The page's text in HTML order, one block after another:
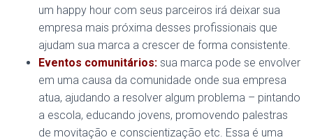
um happy hour com seus parceiros irá deixar sua
empresa mais próxima desses profissionais que
ajudam sua marca a crescer de forma consistente.
Eventos comunitários: sua marca pode se envolver
em uma causa da comunidade onde sua empresa
atua, ajudando a resolver algum problema – pintando
a escola, educando jovens, promovendo palestras
de movitação e conscientização etc. Essa é uma